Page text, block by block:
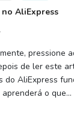
AliExpress
pressione
de ler este
do AliExpress
o que...